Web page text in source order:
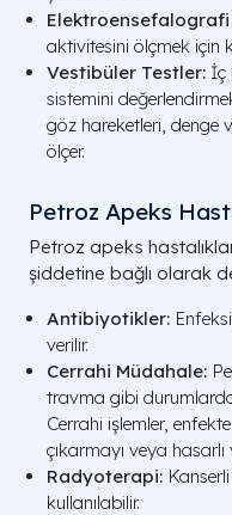
Elektroensefalografi
aktivitesini ölçmek için
Vestibüler Testler: İç
sistemini
göz hareketleri, denge
ölçer.
Petroz Apeks
Petroz apeks
şiddetine bağlı olarak
Antibiyotikler:
verilir.
Cerrahi Müdahale:
travma gibi
Cerrahi işlemler,
çıkarmayı veya
Radyoterapi:
kullanılabilir.